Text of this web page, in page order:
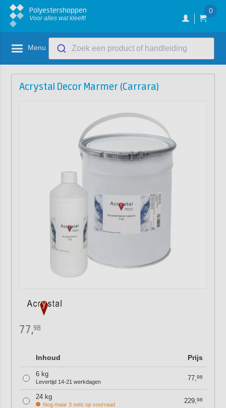
Polyestershoppen
Voor alles wat kleeft!
0
Menu Zoek een product of handleiding
Acrystal Decor Marmer (Carrara)
77,98
Inhoud Prijs
6 kg
Levertijd 14-21 werkdagen 77,98
24 kg
Nog maar 3 sets op voorraad 229,98